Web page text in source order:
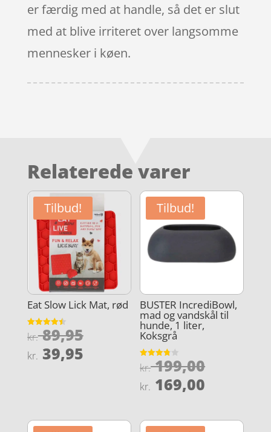
er færdig med at handle, så det er slut
med at blive irriteret over langsomme
mennesker i køen.
Relaterede varer
Tilbud!
Eat Slow Lick Mat, rød
Vurderet
4.5
kr.89,95Den
oprindelige
kr. 89,95.
kr. 39,95Den
aktuelle
kr. 39,95.
Tilbud!
BUSTER IncrediBowl,
mad og vandskål til
hunde, 1 liter,
Koksgrå
Vurderet
3.8
kr.199,00Den
kr. 169,00
pris